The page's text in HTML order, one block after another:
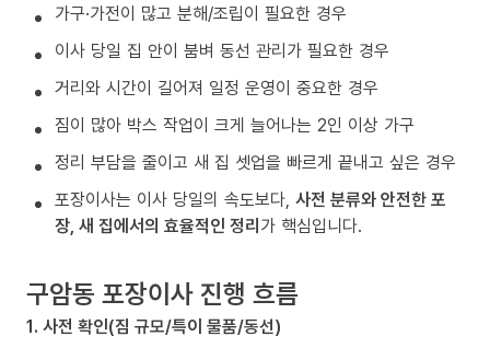
가구·가전이 많고 분해/조립이 필요한 경우
이사 당일 집 안이 붐벼 동선 관리가 필요한 경우
거리와 시간이 길어져 일정 운영이 중요한 경우
짐이 많아 박스 작업이 크게 늘어나는 2인 이상 가구
정리 부담을 줄이고 새 집 셋업을 빠르게 끝내고 싶은 경우
포장이사는 이사 당일의 속도보다, 사전 분류와 안전한 포
장, 새 집에서의 효율적인 정리가 핵심입니다.
구암동 포장이사 진행 흐름
1. 사전 확인(짐 규모/특이 물품/동선)